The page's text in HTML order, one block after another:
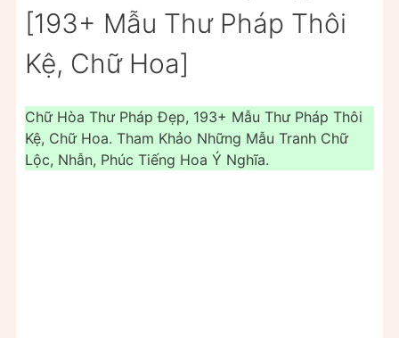
[193+ Mẫu Thư Pháp Thôi
Kệ, Chữ Hoa]
Chữ Hòa Thư Pháp Đẹp, 193+ Mẫu Thư Pháp Thôi
Kệ, Chữ Hoa. Tham Khảo Những Mẫu Tranh Chữ
Lộc, Nhẫn, Phúc Tiếng Hoa Ý Nghĩa.